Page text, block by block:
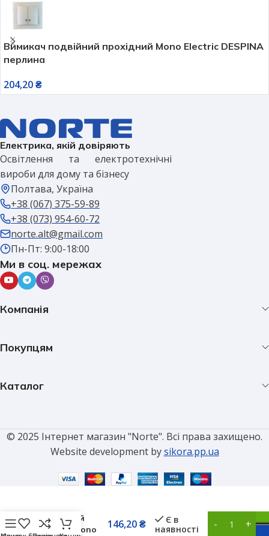
Вимикач подвійний прохідний Mono Electric DESPINA
перлина
204,20₴
Електрика, якій довіряють
Освітлення та електротехнічні
вироби для дому та бізнесу
Полтава, Україна
+38 (067) 375-59-89
+38 (073) 954-60-72
norte.alt@gmail.com
Пн-Пт: 9:00-18:00
Ми в соц. мережах
Компанія
Покупцям
Каталог
© 2025 Інтернет магазин "Norte". Всі права захищено.
Website development bysikora.pp.ua
прохідний
бронза Mono
146,20₴
Є в
наявності